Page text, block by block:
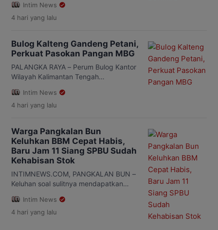
digelar Kementerian Dalam […]
besar bagi petani lokal untuk terlibat
dalam Program Makan Bergizi Gratis
kemitraan langsung antara kelompok
tani dengan Satuan Pelayanan
Pemenuhan Gizi (SPPG). Hal itu
disampaikan Koordinator Wilayah BGN
[…]
Intim News
4 hari yang lalu
Bulog Kalteng Gandeng Petani,
Perkuat Pasokan Pangan MBG
PALANGKA RAYA – Perum Bulog Kantor
Wilayah Kalimantan Tengah
mitra strategis petani dengan
menyerap hasil panen dan memperluas
tersebut disampaikan Pimpinan Perum
Bulog Kanwil Kalimantan Tengah, Erwin
Budiana, saat menghadiri Rembuk Tani
Merdeka di Sekretariat Tani Sembada
Palangka Raya, Selasa (4/8/2026).
Erwin mengatakan Bulog […]
Intim News
4 hari yang lalu
Warga Pangkalan Bun
Keluhkan BBM Cepat Habis,
Baru Jam 11 Siang SPBU Sudah
Kehabisan Stok
INTIMNEWS.COM, PANGKALAN BUN –
Keluhan soal sulitnya mendapatkan
disampaikan warga Pangkalan Bun,
kabupaten Kotawaringin Barat,
Intim News
4 hari yang lalu